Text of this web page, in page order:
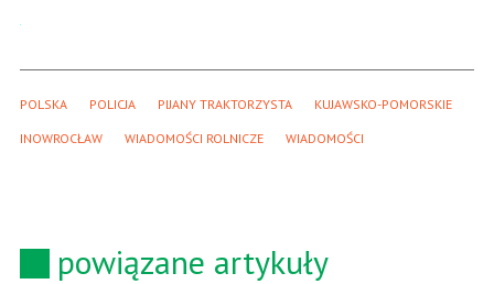
POLSKA POLICJA PIJANY TRAKTORZYSTA KUJAWSKO-POMORSKIE
INOWROCŁAW WIADOMOŚCI ROLNICZE WIADOMOŚCI
powiązane artykuły